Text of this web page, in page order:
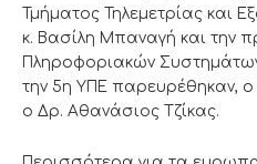
Τμήματος Τηλεμετρίας και
κ. Βασίλη Μπαναγή και την
Πληροφοριακών
την 5η ΥΠΕ παρευρέθηκαν, ο
ο Δρ. Αθανάσιος Τζίκας.